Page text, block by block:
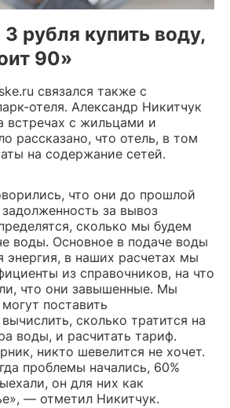
рубля купить воду,
90»
связался также с
отеля. Александр Никитчук
встречах с жильцами и
рассказано, что отель, в том
на содержание сетей.
что они до прошлой
за вывоз
сколько мы будем
воды. Основное в подаче воды
энергия, в наших расчетах мы
из справочников, на что
что они завышенные. Мы
поставить
сколько тратится на
воды, и расчитать тариф.
никто шевелится не хочет.
проблемы начались, 60%
он для них как
— отметил Никитчук.